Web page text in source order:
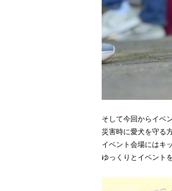
そして今回からイベ
災害時に愛犬を守る
イベント会場にはキ
ゆっくりとイベント